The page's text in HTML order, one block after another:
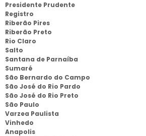
Presidente Prudente
Registro
Riberão Pires
Riberão Preto
Rio Claro
Salto
Santana de Parnaíba
Sumaré
São Bernardo do Campo
São José do Rio Pardo
São José do Rio Preto
São Paulo
Varzea Paulista
Vinhedo
Anapolis